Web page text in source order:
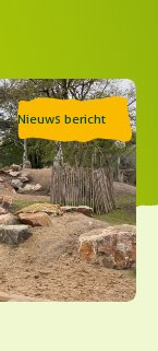
Nieuws bericht